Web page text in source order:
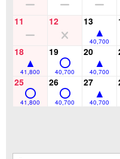
11 12 13
40,700
18
41,800
19
40,700
20
40,700
25
41,800
26
40,700
27
40,700